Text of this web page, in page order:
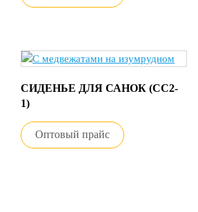
СИДЕНЬЕ ДЛЯ САНОК (СС2-
1)
Оптовый прайс